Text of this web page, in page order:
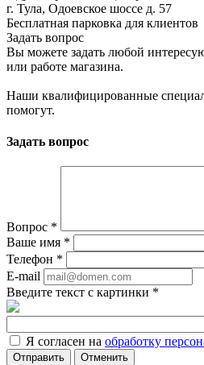
г. Тула, Одоевское шоссе д. 57
Бесплатная парковка для клиентов
Задать вопрос
Вы можете задать любой
или работе магазина.
Наши квалифицированные
помогут.
Задать вопрос
Вопрос *
Ваше имя *
Телефон *
E-mail
Введите текст с картинки *
Я согласен на обработку
Отменить